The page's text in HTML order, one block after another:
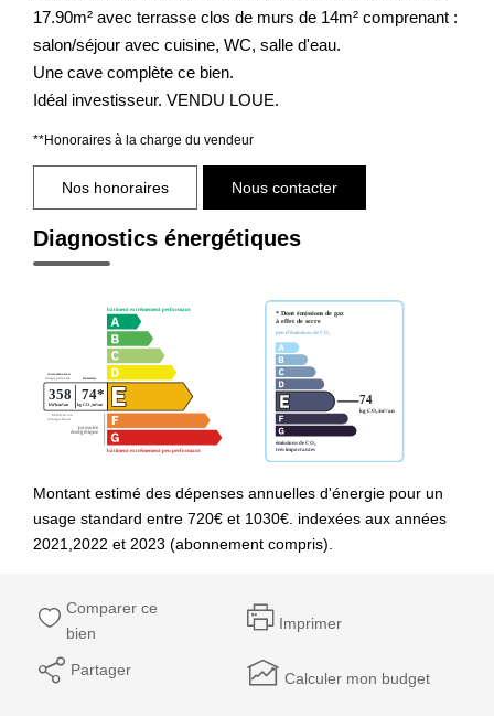
17.90m² avec terrasse clos de murs de 14m² comprenant :
salon/séjour avec cuisine, WC, salle d'eau.
Une cave complète ce bien.
Idéal investisseur. VENDU LOUE.
**Honoraires à la charge du vendeur
Nos honoraires Nous contacter
Diagnostics énergétiques
Montant estimé des dépenses annuelles d'énergie pour un
usage standard entre 720€ et 1030€. indexées aux années
2021,2022 et 2023 (abonnement compris).
Comparer ce
bien
Imprimer
Partager Calculer mon budget